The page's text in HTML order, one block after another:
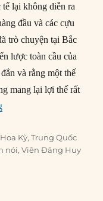
lại không diễn ra
đầu và các cựu
trò chuyện tại Bắc
lược toàn cầu của
và rằng một thế
mang lại lợi thế rất
“Giới lãnh đạo Trung
Hoa Kỳ,Trung Quốc
nói,Viên Đăng Huy